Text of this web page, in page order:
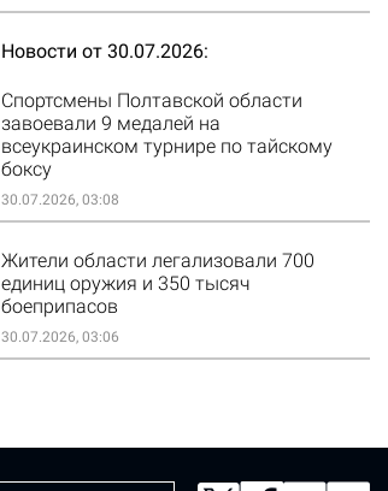
Новости от 30.07.2026
Спортсмены Полтавской области
завоевали 9 медалей на
всеукраинском турнире по тайскому
боксу
30.07.2026, 03:08
Жители области легализовали 700
единиц оружия и 350 тысяч
боеприпасов
30.07.2026, 03:06